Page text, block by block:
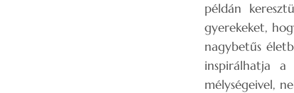
példán
gyerekeket,
nagybetűs
inspirálhatja
mélységeivel,